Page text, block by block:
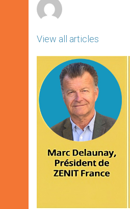
View all articles